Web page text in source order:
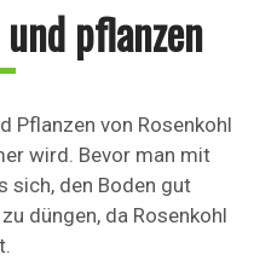
pflanzen
Pflanzen von Rosenkohl
wird. Bevor man mit
sich, den Boden gut
düngen, da Rosenkohl